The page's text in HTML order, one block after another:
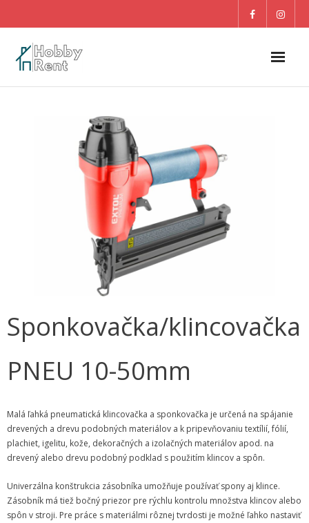
Sponkovačka/klincovačka
PNEU 10-50mm
Malá ľahká pneumatická klincovačka a sponkovačka je určená na spájanie
drevených a drevu podobných materiálov a k pripevňovaniu textílií, fólií,
plachiet, igelitu, kože, dekoračných a izolačných materiálov apod. na
drevený alebo drevu podobný podklad s použitím klincov a spôn.
Univerzálna konštrukcia zásobníka umožňuje používať spony aj klince.
Zásobník má tiež bočný priezor pre rýchlu kontrolu množstva klincov alebo
spôn v stroji. Pre práce s materiálmi rôznej tvrdosti je možné ľahko nastaviť